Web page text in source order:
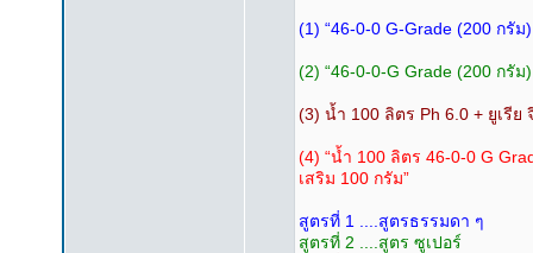
(1) “46-0-0 G-Grade (200 กรัม
(2) “46-0-0-G Grade (200 กรั
(3) น้ำ 100 ลิตร Ph 6.0 + ยูเรี
(4) “น้ำ 100 ลิตร 46-0-0 G
เสริม 100 กรัม”
สูตรที่ 1 ....สูตรธรรมดา ๆ
สูตรที่ 2 ....สูตร ซูเปอร์